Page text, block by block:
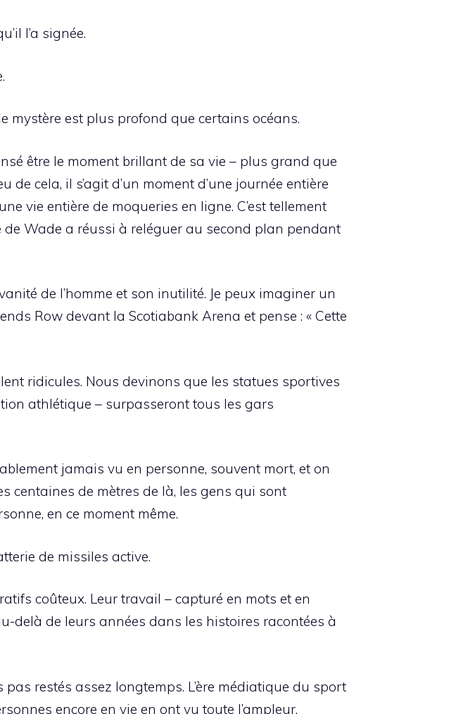
l’a signée.
mystère est plus profond que certains océans.
être le moment brillant de sa vie – plus grand que
cela, il s’agit d’un moment d’une journée entière
vie entière de moqueries en ligne. C’est tellement
de Wade a réussi à reléguer au second plan pendant
de l’homme et son inutilité. Je peux imaginer un
Row devant la Scotiabank Arena et pense : « Cette
ridicules. Nous devinons que les statues sportives
athlétique – surpasseront tous les gars
jamais vu en personne, souvent mort, et on
centaines de mètres de là, les gens qui sont
en ce moment même.
de missiles active.
coûteux. Leur travail – capturé en mots et en
delà de leurs années dans les histoires racontées à
pas restés assez longtemps. L’ère médiatique du sport
encore en vie en ont vu toute l’ampleur.